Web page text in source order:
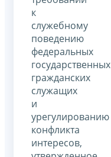
к
служебному
поведению
федеральных
государственных
гражданских
служащих
и
урегулированию
конфликта
интересов,